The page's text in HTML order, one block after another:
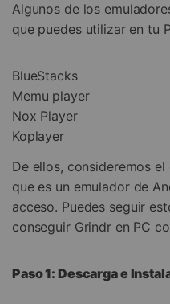
Algunos de los
que puedes utilizar en tu
BlueStacks
Memu player
Nox Player
Koplayer
De ellos, consideremos
que es un emulador de
acceso. Puedes seguir
conseguir Grindr en PC
Paso 1: Descarga e